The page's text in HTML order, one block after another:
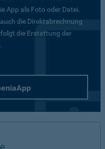
App als Foto oder Datei.
die Direktabrechnung
die Erstattung der